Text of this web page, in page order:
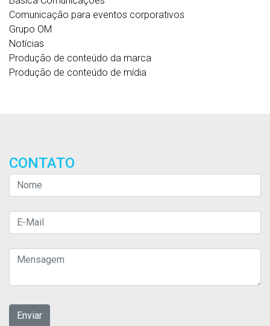
Comunicação para eventos corporativos
Grupo OM
Notícias
Produção de conteúdo da marca
Produção de conteúdo de mídia
CONTATO